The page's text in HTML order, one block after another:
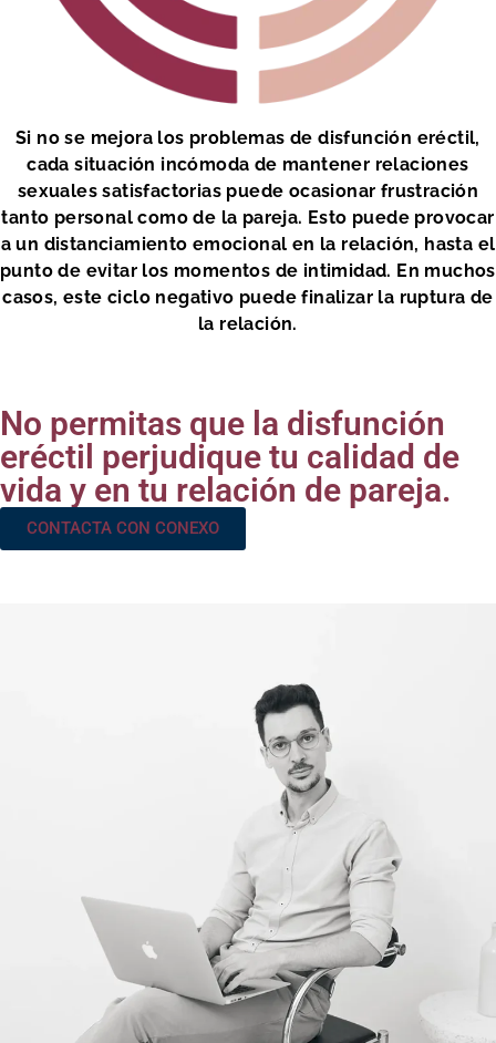
Si no se mejora los problemas de disfunción eréctil,
cada situación incómoda de mantener relaciones
sexuales satisfactorias puede ocasionar frustración
tanto personal como de la pareja. Esto puede provocar
a un distanciamiento emocional en la relación, hasta el
punto de evitar los momentos de intimidad. En muchos
casos, este ciclo negativo puede finalizar la ruptura de
la relación.
No permitas que la disfunción
eréctil perjudique tu calidad de
vida y en tu relación de pareja.
CONTACTA CON CONEXO